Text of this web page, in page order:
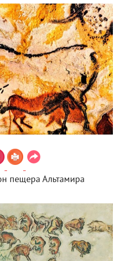
пещера Альтамира